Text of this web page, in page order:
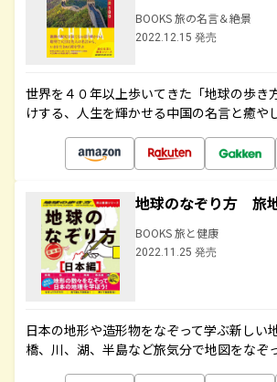
BOOKS 旅の名言＆絶景
2022.12.15 発売
世界を４０年以上歩いてきた「地球の歩き
けする、人生を輝かせる中国の名言と癒や
地球のなぞり方 旅
BOOKS 旅と健康
2022.11.25 発売
日本の地形や造形物をなぞって学ぶ新しい
橋、川、湖、半島など旅気分で地図をなぞ